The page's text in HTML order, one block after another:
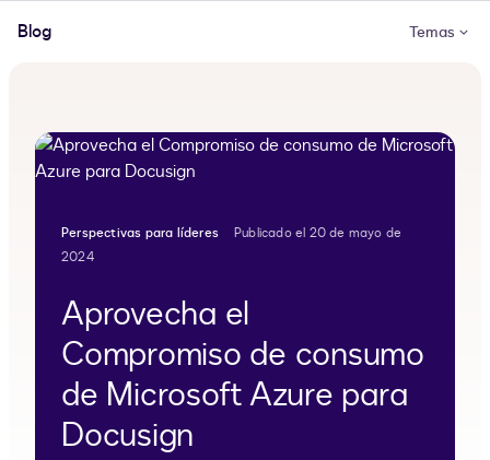
Blog Temas
Perspectivas para líderes
Publicado el 20 de mayo de
2024
Aprovecha el
Compromiso de consumo
de Microsoft Azure para
Docusign